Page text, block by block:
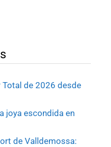
de 2026 desde
joya escondida en
de Valldemossa: